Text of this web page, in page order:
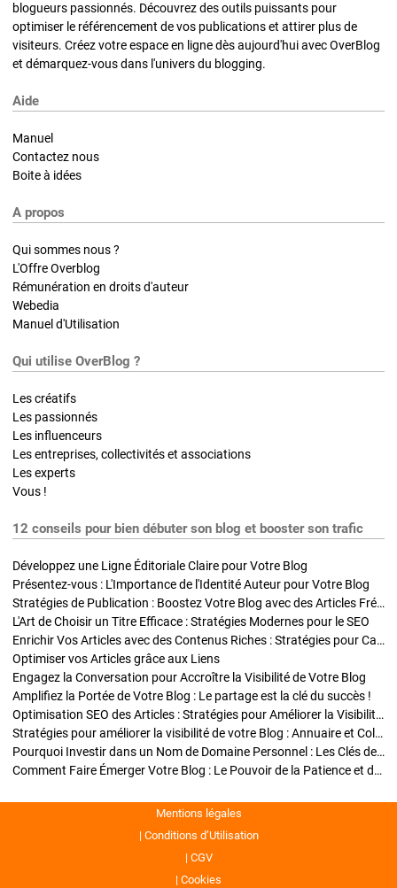
blogueurs passionnés. Découvrez des outils puissants pour
optimiser le référencement de vos publications et attirer plus de
visiteurs. Créez votre espace en ligne dès aujourd'hui avec OverBlog
et démarquez-vous dans l'univers du blogging.
Aide
Manuel
Contactez nous
Boite à idées
A propos
Qui sommes nous ?
L'Offre Overblog
Rémunération en droits d'auteur
Webedia
Manuel d'Utilisation
Qui utilise OverBlog ?
Les créatifs
Les passionnés
Les influenceurs
Les entreprises, collectivités et associations
Les experts
Vous !
12 conseils pour bien débuter son blog et booster son trafic
Développez une Ligne Éditoriale Claire pour Votre Blog
Présentez-vous : L'Importance de l'Identité Auteur pour Votre Blog
Stratégies de Publication : Boostez Votre Blog avec des Articles Fréquents et Exclusifs
L'Art de Choisir un Titre Efficace : Stratégies Modernes pour le SEO
Enrichir Vos Articles avec des Contenus Riches : Stratégies pour Captiver et Optimiser
Optimiser vos Articles grâce aux Liens
Engagez la Conversation pour Accroître la Visibilité de Votre Blog
Amplifiez la Portée de Votre Blog : Le partage est la clé du succès !
Optimisation SEO des Articles : Stratégies pour Améliorer la Visibilité de Votre Blog
Stratégies pour améliorer la visibilité de votre Blog : Annuaire et Collaborations
Pourquoi Investir dans un Nom de Domaine Personnel : Les Clés de la Réussite de Votre Blog
Comment Faire Émerger Votre Blog : Le Pouvoir de la Patience et de la Persévérance
Mentions légales
Conditions d’Utilisation
CGV
Cookies